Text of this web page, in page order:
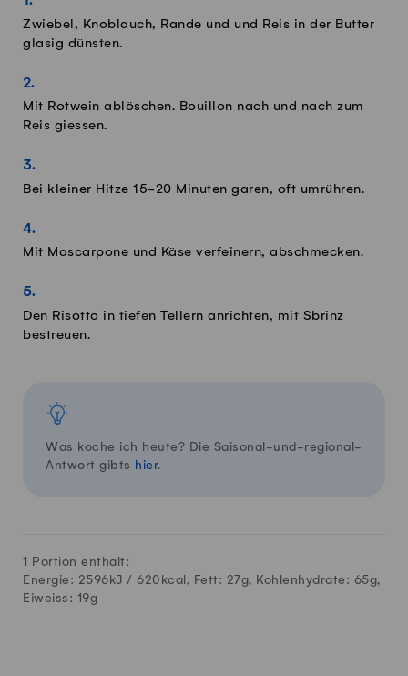
Zwiebel, Knoblauch, Rande und und Reis in der Butter
glasig dünsten.
Mit Rotwein ablöschen. Bouillon nach und nach zum
Reis giessen.
Bei kleiner Hitze 15-20 Minuten garen, oft umrühren.
Mit Mascarpone und Käse verfeinern, abschmecken.
Den Risotto in tiefen Tellern anrichten, mit Sbrinz
bestreuen.
Was koche ich heute? Die Saisonal-und-regional-
Antwort gibts hier.
1 Portion enthält:
Energie: 2596kJ / 620 kcal, Fett: 27g, Kohlenhydrate: 65g,
Eiweiss: 19g